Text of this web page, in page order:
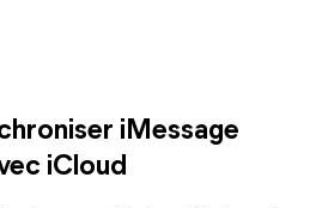
iMessage
iCloud